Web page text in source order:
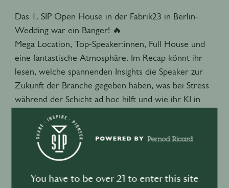
Das 1. SIP Open House in der Fabrik23 in Berlin-
Wedding war ein Banger! 🔥
Mega Location, Top-Speaker:innen, Full House und
eine fantastische Atmosphäre. Im Recap könnt ihr
lesen, welche spannenden Insights die Speaker zur
Zukunft der Branche gegeben haben, was bei Stress
während der Schicht ad hoc hilft und wie ihr KI in
euren Business-Alltag integrieren könnt. Die
Aufzeichnung der Live-Talks folgt in den nächsten
Tagen. Stay tuned!
You have to be over 21 to enter this site